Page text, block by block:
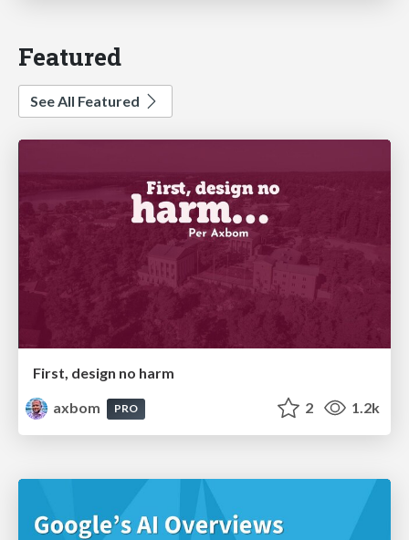
Featured
See All Featured
First, design no harm
axbom
PRO 2 1.2k